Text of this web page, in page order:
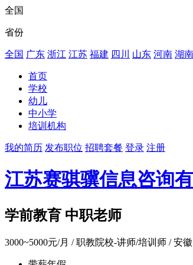
全国
省份
全国 广东 浙江 江苏 福建 四川 山东 河南 湖南
首页
学校
幼儿
中小学
培训机构
我的简历 发布职位 招聘套餐 登录 注册
江苏赛骐骥信息咨询
学前教育 中职老师
3000~5000元/月 / 职教院校-讲师/培训师 / 安